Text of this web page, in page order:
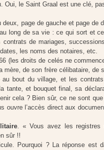
Oui, le Saint Graal est une clé,
page de gauche et page de
long de sa vie : ce qui sort et
de mariages,
les noms des notaires, etc.
(les droits de celés ne
de son frère célibataire, de
bout du village, et les
tante, et bouquet final, sa
cela ? Bien sûr, ce ne sont
ouvre l’accès direct aux
. « Vous avez les registres
sûr !!
Pourquoi ? La réponse est